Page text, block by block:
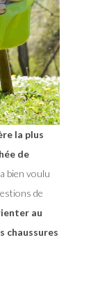
la plus
de
bien voulu
de
au
chaussures